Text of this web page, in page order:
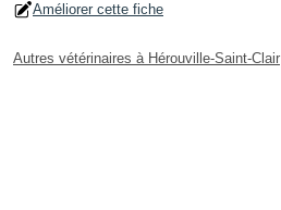
Améliorer cette fiche
Autres vétérinaires à Hérouville-Saint-Clair